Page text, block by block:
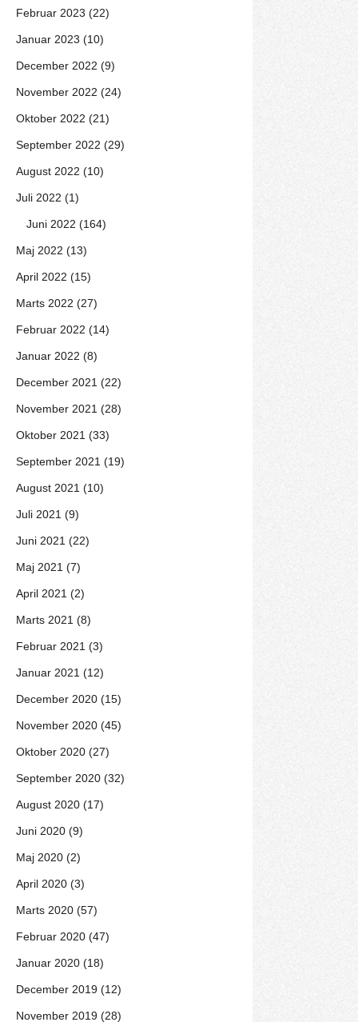
Februar 2023 (22)
Januar 2023 (10)
December 2022 (9)
November 2022 (24)
Oktober 2022 (21)
September 2022 (29)
August 2022 (10)
Juli 2022 (1)
Juni 2022 (164)
Maj 2022 (13)
April 2022 (15)
Marts 2022 (27)
Februar 2022 (14)
Januar 2022 (8)
December 2021 (22)
November 2021 (28)
Oktober 2021 (33)
September 2021 (19)
August 2021 (10)
Juli 2021 (9)
Juni 2021 (22)
Maj 2021 (7)
April 2021 (2)
Marts 2021 (8)
Februar 2021 (3)
Januar 2021 (12)
December 2020 (15)
November 2020 (45)
Oktober 2020 (27)
September 2020 (32)
August 2020 (17)
Juni 2020 (9)
Maj 2020 (2)
April 2020 (3)
Marts 2020 (57)
Februar 2020 (47)
Januar 2020 (18)
December 2019 (12)
November 2019 (28)